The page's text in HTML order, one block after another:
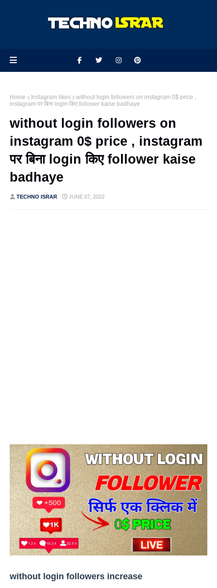
Home Instagram likes
without login followers on instagram 0$ price ,
instagram पर बिना login किए follower kaise badhaye
without login followers on
instagram 0$ price , instagram
पर बिना login किए follower kaise
badhaye
TECHNO ISRAR JUNE 07, 2022
without login followers increase